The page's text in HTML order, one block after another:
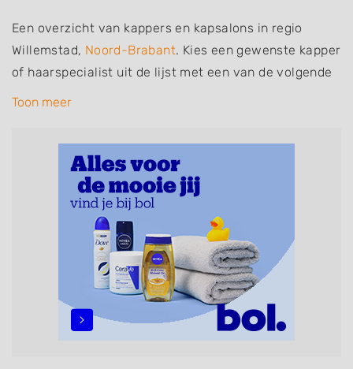
Een overzicht van kappers en kapsalons in regio
Willemstad, Noord-Brabant. Kies een gewenste kapper
of haarspecialist uit de lijst met een van de volgende
specialisaties of aantekeningen: mannen of
zonder afspraak terecht kunt. De vermelde kappers
kunnen uw haren wassen, knippen, föhnen en kleuren,
maar ook helpen met extensions, balyage, invlechten,
opsteken, weave, een keratinebehandeling, een
permanent, een bruidkapsel, make-up & visagie,
epileren, schoonheidsbehandelingen, het trimmen van
een baard en pruiken. U kunt de zoekresultaten
filteren met behulp van de specialisatie filter en u
Toon meer